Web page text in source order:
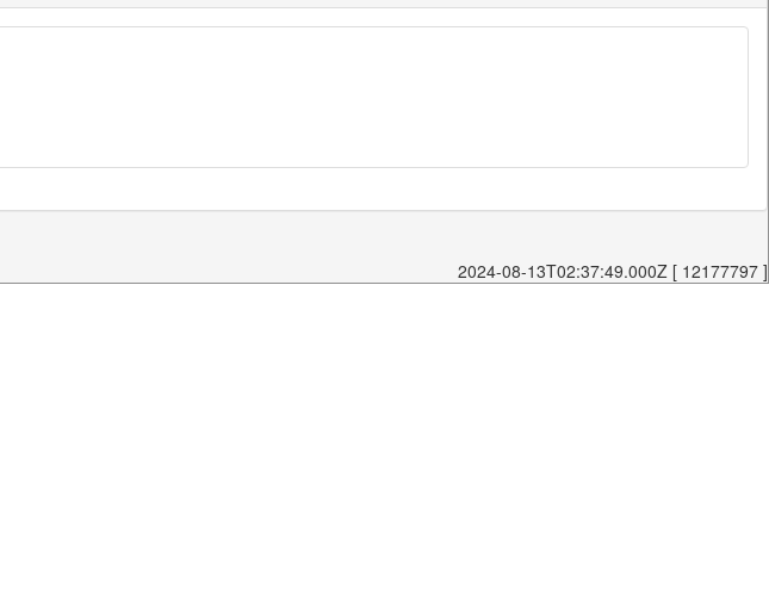
2024-08-13T02:37:49.000Z [ 12177797 ]